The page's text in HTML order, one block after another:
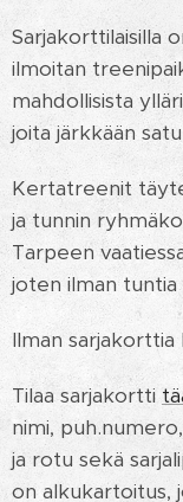
Sarjakorttilaisilla
ilmoitan
mahdollisista
joita järkkään
Kertatreenit
ja tunnin
Tarpeen
joten ilman tuntia
Ilman
Tilaa sarjakortti
nimi,
ja rotu sekä
on alkukartoitus,